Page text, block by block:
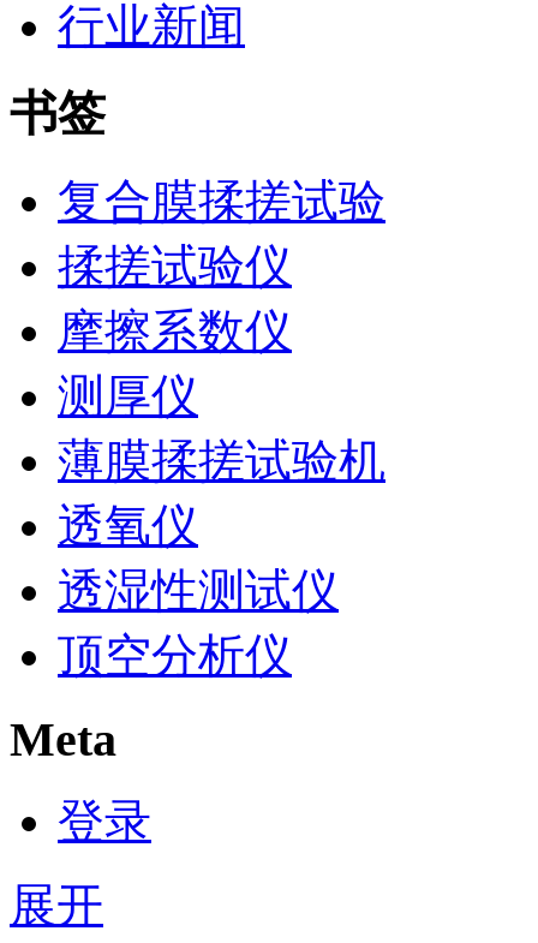
行业新闻
书签
复合膜揉搓试验
揉搓试验仪
摩擦系数仪
测厚仪
薄膜揉搓试验机
透氧仪
透湿性测试仪
顶空分析仪
Meta
登录
展开